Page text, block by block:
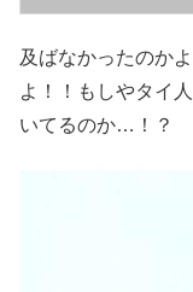
及ばなかったのか
よ！！もしやタイ
いてるのか…！？